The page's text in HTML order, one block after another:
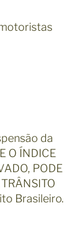
da
O ÍNDICE
PODE
Brasileiro.